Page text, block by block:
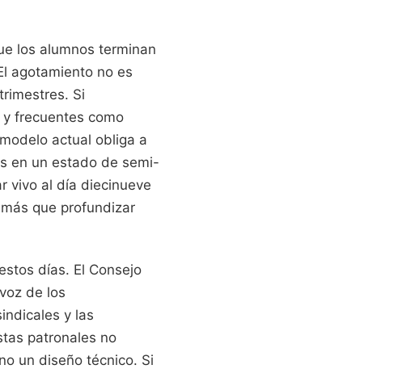
los alumnos terminan
agotamiento no es
Si
frecuentes como
actual obliga a
en un estado de semi-
vivo al día diecinueve
que profundizar
días. El Consejo
de los
y las
patronales no
un diseño técnico. Si